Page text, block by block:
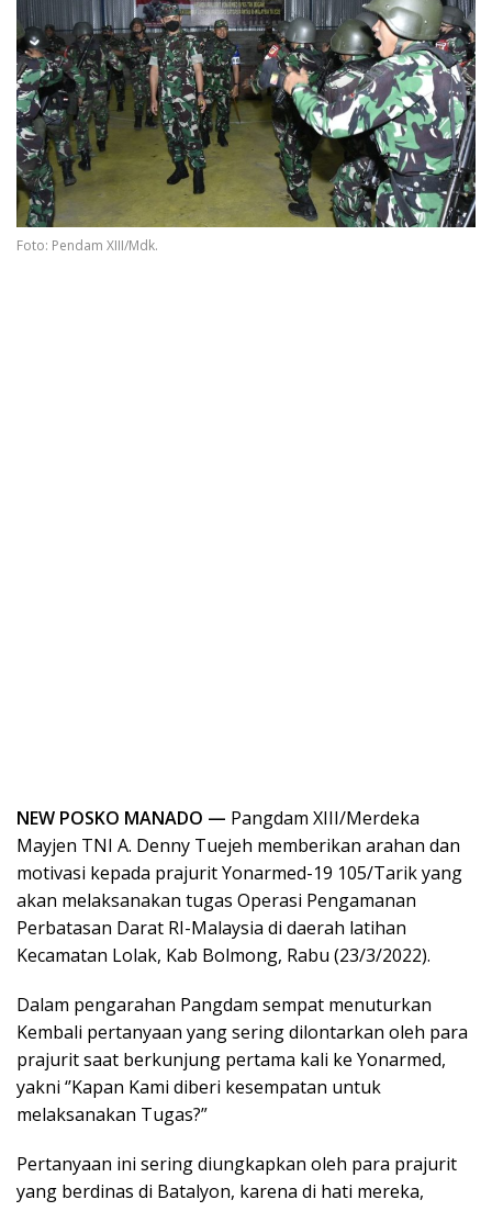
Foto: Pendam XIII/Mdk.
NEW POSKO MANADO — Pangdam XIII/Merdeka
Mayjen TNI A. Denny Tuejeh memberikan arahan dan
motivasi kepada prajurit Yonarmed-19 105/Tarik yang
akan melaksanakan tugas Operasi Pengamanan
Perbatasan Darat RI-Malaysia di daerah latihan
Kecamatan Lolak, Kab Bolmong, Rabu (23/3/2022).
Dalam pengarahan Pangdam sempat menuturkan
Kembali pertanyaan yang sering dilontarkan oleh para
prajurit saat berkunjung pertama kali ke Yonarmed,
yakni ‘’Kapan Kami diberi kesempatan untuk
melaksanakan Tugas?”
Pertanyaan ini sering diungkapkan oleh para prajurit
yang berdinas di Batalyon, karena di hati mereka,